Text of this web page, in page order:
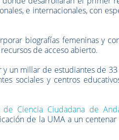
e internacionales, con
biografías femeninas y
de acceso abierto.
un millar de estudiantes de 33
sociales y centros
de Ciencia Ciudadana de
de la UMA a un